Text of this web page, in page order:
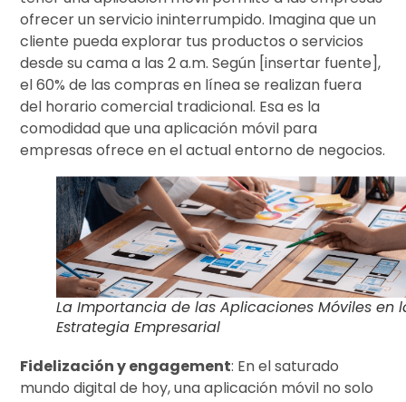
ofrecer un servicio ininterrumpido. Imagina que un
cliente pueda explorar tus productos o servicios
desde su cama a las 2 a.m. Según [insertar fuente],
el 60% de las compras en línea se realizan fuera
del horario comercial tradicional. Esa es la
comodidad que una aplicación móvil para
empresas ofrece en el actual entorno de negocios.
La Importancia de las Aplicaciones Móviles en
Estrategia Empresarial
Fidelización y engagement: En el saturado
mundo digital de hoy, una aplicación móvil no solo